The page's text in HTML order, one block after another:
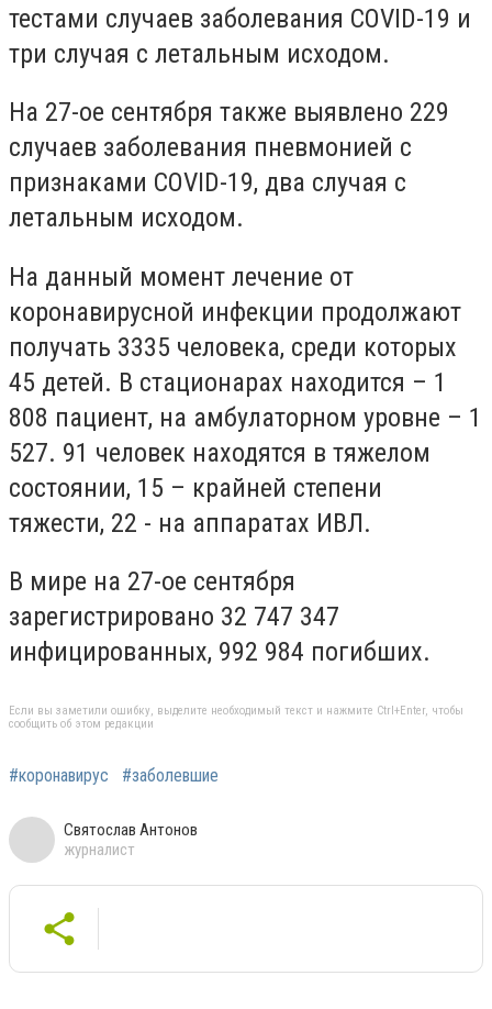
тестами случаев заболевания COVID-19 и
три случая с летальным исходом.
На 27-ое сентября также выявлено 229
случаев заболевания пневмонией с
признаками COVID-19, два случая с
летальным исходом.
На данный момент лечение от
коронавирусной инфекции продолжают
получать 3335 человека, среди которых
45 детей. В стационарах находится – 1
808 пациент, на амбулаторном уровне – 1
527. 91 человек находятся в тяжелом
состоянии, 15 – крайней степени
тяжести, 22 - на аппаратах ИВЛ.
В мире на 27-ое сентября
зарегистрировано 32 747 347
инфицированных, 992 984 погибших.
Если вы заметили ошибку, выделите необходимый текст и нажмите Ctrl+Enter, чтобы
сообщить об этом редакции
#коронавирус #заболевшие
Святослав Антонов
журналист